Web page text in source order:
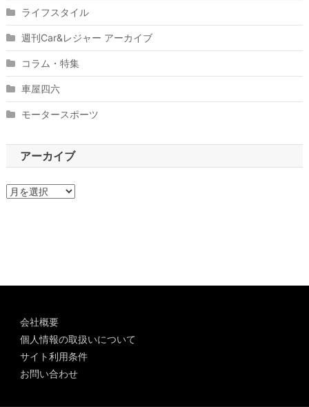
ライフスタイル
週刊Car&レジャー アーカイブ
コラム・特集
車屋四六
モータースポーツ
アーカイブ
ア
会社概要
個人情報の取扱いについて
サイト利用条件
お問い合わせ